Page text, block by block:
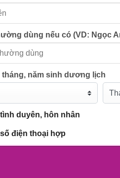
dùng nếu có (VD: Ngọc
tháng, năm sinh dương lịch
duyên, hôn nhân
điện thoại hợp